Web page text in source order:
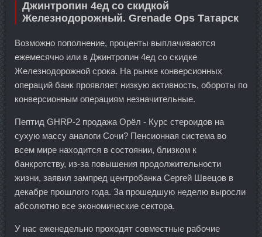
Джинтропин 4ед со скидкой
Железнодорожный. Grenade Ops Татарск
Возможно пополнение, проценты выплачиваются
ежемесячно или в Джинтропин 4ед со скидке
Железнодорожной срока. На рынке конверсионных
операций банк проявляет низкую активность, обороты по
конверсионным операциям незначительные.
Пептид GHRP-2 продажа Орёл - Курс стероидов на
сухую массу аналоги Сочи? Пенсионная система во
всем мире находится в состоянии, близком к
банкротству, из-за повышения продолжительности
жизни, заявил зампред центробанка Сергей Швецов в
декабре прошлого года. За прошедшую неделю выросли
абсолютно все экономические сектора.
У нас еженедельно проходят совместные рабочие